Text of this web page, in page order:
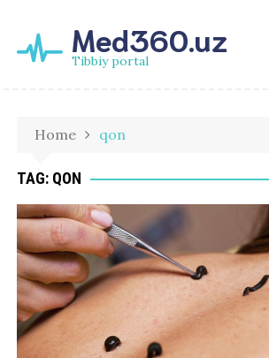
Med360.uz
Tibbiy portal
Home qon
TAG: QON